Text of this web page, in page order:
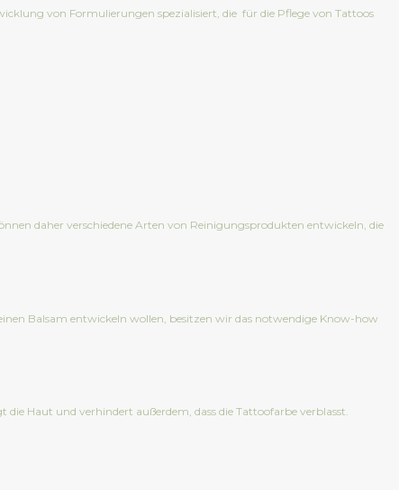
von Formulierungen spezialisiert, die für die Pflege von Tattoos
daher verschiedene Arten von Reinigungsprodukten entwickeln, die
Balsam entwickeln wollen, besitzen wir das notwendige Know-how
Haut und verhindert außerdem, dass die Tattoofarbe verblasst.